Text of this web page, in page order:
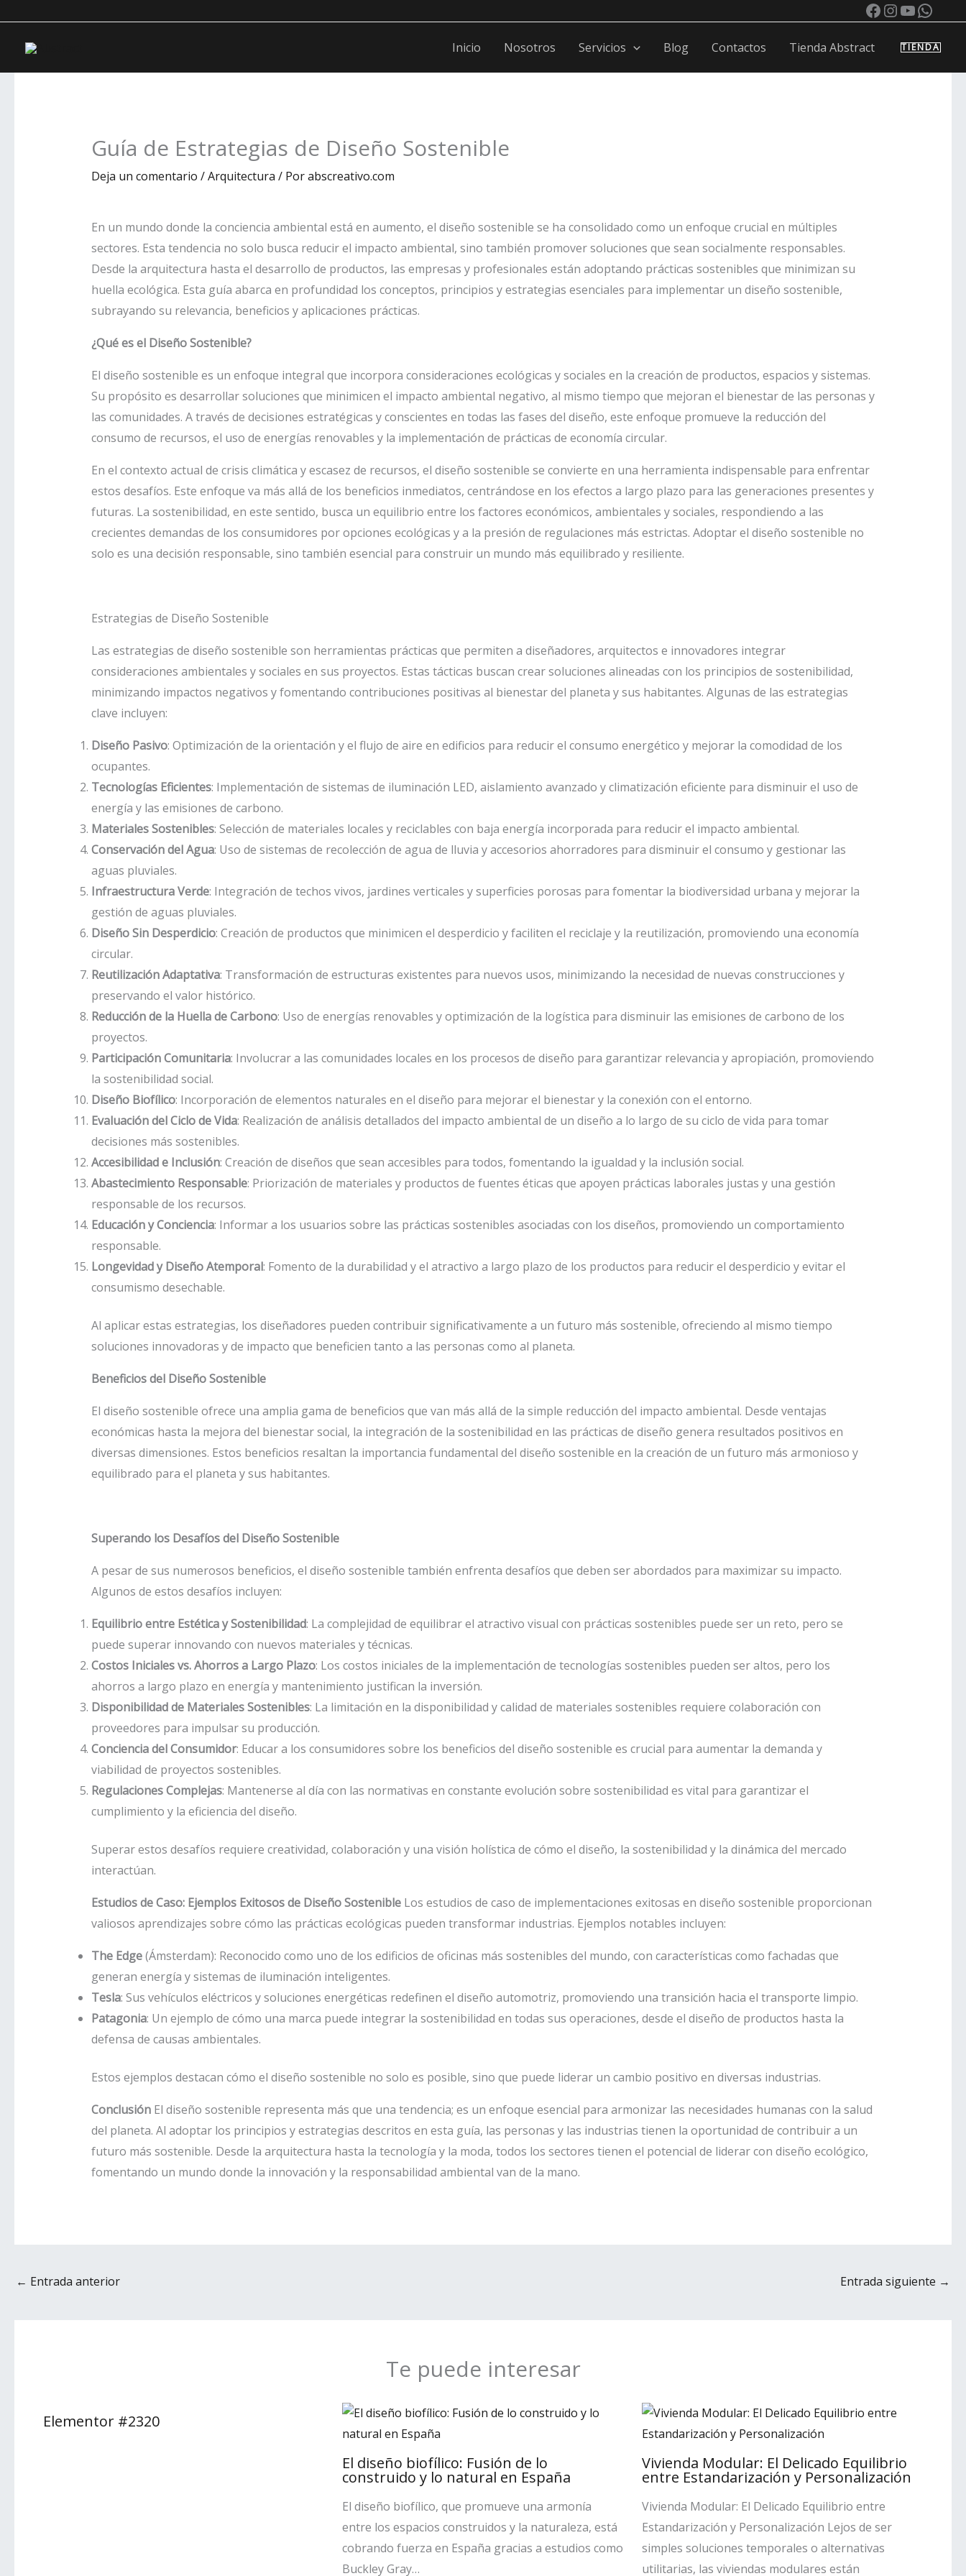
contenido
Inicio Nosotros Servicios Blog Contactos Tienda Abstract TIENDA
Guía de Estrategias de Diseño Sostenible
Deja un comentario /Arquitectura / Porabscreativo.com
En un mundo donde la conciencia ambiental está en aumento, el diseño sostenible se ha consolidado como un enfoque crucial en múltiples
sectores. Esta tendencia no solo busca reducir el impacto ambiental, sino también promover soluciones que sean socialmente responsables.
Desde la arquitectura hasta el desarrollo de productos, las empresas y profesionales están adoptando prácticas sostenibles que minimizan su
huella ecológica. Esta guía abarca en profundidad los conceptos, principios y estrategias esenciales para implementar un diseño sostenible,
subrayando su relevancia, beneficios y aplicaciones prácticas.
¿Qué es el Diseño Sostenible?
El diseño sostenible es un enfoque integral que incorpora consideraciones ecológicas y sociales en la creación de productos, espacios y sistemas.
Su propósito es desarrollar soluciones que minimicen el impacto ambiental negativo, al mismo tiempo que mejoran el bienestar de las personas y
las comunidades. A través de decisiones estratégicas y conscientes en todas las fases del diseño, este enfoque promueve la reducción del
consumo de recursos, el uso de energías renovables y la implementación de prácticas de economía circular.
En el contexto actual de crisis climática y escasez de recursos, el diseño sostenible se convierte en una herramienta indispensable para enfrentar
estos desafíos. Este enfoque va más allá de los beneficios inmediatos, centrándose en los efectos a largo plazo para las generaciones presentes y
futuras. La sostenibilidad, en este sentido, busca un equilibrio entre los factores económicos, ambientales y sociales, respondiendo a las
crecientes demandas de los consumidores por opciones ecológicas y a la presión de regulaciones más estrictas. Adoptar el diseño sostenible no
solo es una decisión responsable, sino también esencial para construir un mundo más equilibrado y resiliente.
Estrategias de Diseño Sostenible
Las estrategias de diseño sostenible son herramientas prácticas que permiten a diseñadores, arquitectos e innovadores integrar
consideraciones ambientales y sociales en sus proyectos. Estas tácticas buscan crear soluciones alineadas con los principios de sostenibilidad,
minimizando impactos negativos y fomentando contribuciones positivas al bienestar del planeta y sus habitantes. Algunas de las estrategias
clave incluyen:
Diseño Pasivo: Optimización de la orientación y el flujo de aire en edificios para reducir el consumo energético y mejorar la comodidad de los
ocupantes.
Tecnologías Eficientes: Implementación de sistemas de iluminación LED, aislamiento avanzado y climatización eficiente para disminuir el uso de
energía y las emisiones de carbono.
Materiales Sostenibles: Selección de materiales locales y reciclables con baja energía incorporada para reducir el impacto ambiental.
Conservación del Agua: Uso de sistemas de recolección de agua de lluvia y accesorios ahorradores para disminuir el consumo y gestionar las
aguas pluviales.
Infraestructura Verde: Integración de techos vivos, jardines verticales y superficies porosas para fomentar la biodiversidad urbana y mejorar la
gestión de aguas pluviales.
Diseño Sin Desperdicio: Creación de productos que minimicen el desperdicio y faciliten el reciclaje y la reutilización, promoviendo una economía
circular.
Reutilización Adaptativa: Transformación de estructuras existentes para nuevos usos, minimizando la necesidad de nuevas construcciones y
preservando el valor histórico.
Reducción de la Huella de Carbono: Uso de energías renovables y optimización de la logística para disminuir las emisiones de carbono de los
proyectos.
Participación Comunitaria: Involucrar a las comunidades locales en los procesos de diseño para garantizar relevancia y apropiación, promoviendo
la sostenibilidad social.
Diseño Biofílico: Incorporación de elementos naturales en el diseño para mejorar el bienestar y la conexión con el entorno.
Evaluación del Ciclo de Vida: Realización de análisis detallados del impacto ambiental de un diseño a lo largo de su ciclo de vida para tomar
decisiones más sostenibles.
Accesibilidad e Inclusión: Creación de diseños que sean accesibles para todos, fomentando la igualdad y la inclusión social.
Abastecimiento Responsable: Priorización de materiales y productos de fuentes éticas que apoyen prácticas laborales justas y una gestión
responsable de los recursos.
Educación y Conciencia: Informar a los usuarios sobre las prácticas sostenibles asociadas con los diseños, promoviendo un comportamiento
responsable.
Longevidad y Diseño Atemporal: Fomento de la durabilidad y el atractivo a largo plazo de los productos para reducir el desperdicio y evitar el
consumismo desechable.
Al aplicar estas estrategias, los diseñadores pueden contribuir significativamente a un futuro más sostenible, ofreciendo al mismo tiempo
soluciones innovadoras y de impacto que beneficien tanto a las personas como al planeta.
Beneficios del Diseño Sostenible
El diseño sostenible ofrece una amplia gama de beneficios que van más allá de la simple reducción del impacto ambiental. Desde ventajas
económicas hasta la mejora del bienestar social, la integración de la sostenibilidad en las prácticas de diseño genera resultados positivos en
diversas dimensiones. Estos beneficios resaltan la importancia fundamental del diseño sostenible en la creación de un futuro más armonioso y
equilibrado para el planeta y sus habitantes.
Superando los Desafíos del Diseño Sostenible
A pesar de sus numerosos beneficios, el diseño sostenible también enfrenta desafíos que deben ser abordados para maximizar su impacto.
Algunos de estos desafíos incluyen:
Equilibrio entre Estética y Sostenibilidad: La complejidad de equilibrar el atractivo visual con prácticas sostenibles puede ser un reto, pero se
puede superar innovando con nuevos materiales y técnicas.
Costos Iniciales vs. Ahorros a Largo Plazo: Los costos iniciales de la implementación de tecnologías sostenibles pueden ser altos, pero los
ahorros a largo plazo en energía y mantenimiento justifican la inversión.
Disponibilidad de Materiales Sostenibles: La limitación en la disponibilidad y calidad de materiales sostenibles requiere colaboración con
proveedores para impulsar su producción.
Conciencia del Consumidor: Educar a los consumidores sobre los beneficios del diseño sostenible es crucial para aumentar la demanda y
viabilidad de proyectos sostenibles.
Regulaciones Complejas: Mantenerse al día con las normativas en constante evolución sobre sostenibilidad es vital para garantizar el
cumplimiento y la eficiencia del diseño.
Superar estos desafíos requiere creatividad, colaboración y una visión holística de cómo el diseño, la sostenibilidad y la dinámica del mercado
interactúan.
Estudios de Caso: Ejemplos Exitosos de Diseño SostenibleLos estudios de caso de implementaciones exitosas en diseño sostenible proporcionan
valiosos aprendizajes sobre cómo las prácticas ecológicas pueden transformar industrias. Ejemplos notables incluyen:
The Edge(Ámsterdam): Reconocido como uno de los edificios de oficinas más sostenibles del mundo, con características como fachadas que
generan energía y sistemas de iluminación inteligentes.
Tesla: Sus vehículos eléctricos y soluciones energéticas redefinen el diseño automotriz, promoviendo una transición hacia el transporte limpio.
Patagonia: Un ejemplo de cómo una marca puede integrar la sostenibilidad en todas sus operaciones, desde el diseño de productos hasta la
defensa de causas ambientales.
Estos ejemplos destacan cómo el diseño sostenible no solo es posible, sino que puede liderar un cambio positivo en diversas industrias.
ConclusiónEl diseño sostenible representa más que una tendencia; es un enfoque esencial para armonizar las necesidades humanas con la salud
del planeta. Al adoptar los principios y estrategias descritos en esta guía, las personas y las industrias tienen la oportunidad de contribuir a un
futuro más sostenible. Desde la arquitectura hasta la tecnología y la moda, todos los sectores tienen el potencial de liderar con diseño ecológico,
fomentando un mundo donde la innovación y la responsabilidad ambiental van de la mano.
← Entrada anterior Entrada siguiente →
Te puede interesar
Elementor #2320
El diseño biofílico: Fusión de lo
construido y lo natural en España
El diseño biofílico, que promueve una armonía
entre los espacios construidos y la naturaleza, está
cobrando fuerza en España gracias a estudios como
Buckley Gray…
Vivienda Modular: El Delicado Equilibrio
entre Estandarización y Personalización
Vivienda Modular: El Delicado Equilibrio entre
Estandarización y Personalización Lejos de ser
simples soluciones temporales o alternativas
utilitarias, las viviendas modulares están